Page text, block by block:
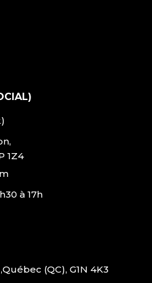
1Z4
à 17h
(QC), G1N 4K3